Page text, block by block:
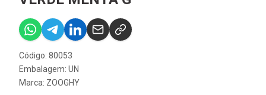
Código: 80053
Embalagem: UN
Marca: ZOOGHY